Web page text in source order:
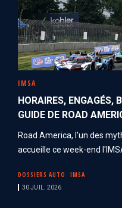
IMSA
HORAIRES, ENGAGÉS,
GUIDE DE ROAD
Road America, l'un des
accueille ce week-end
DOSSIERS AUTO IMSA
30 JUIL. 2026